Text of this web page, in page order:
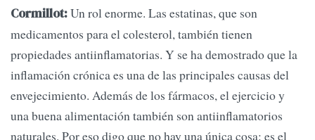
Cormillot:Un rol enorme. Las estatinas, que son
medicamentos para el colesterol, también tienen
propiedades antiinflamatorias. Y se ha demostrado que la
inflamación crónica es una de las principales causas del
envejecimiento. Además de los fármacos, el ejercicio y
una buena alimentación también son antiinflamatorios
naturales. Por eso digo que no hay una única cosa: es el